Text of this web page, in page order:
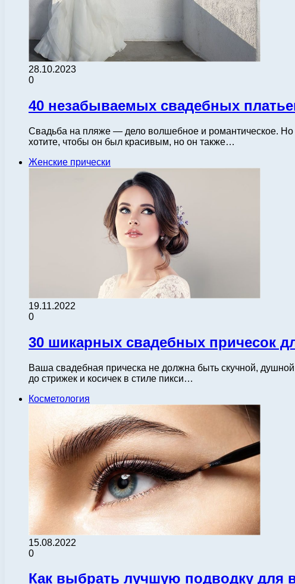
28.10.2023
0
40 незабываемых свадебных
Свадьба на пляже — дело волшебное и романтическое. Но
хотите, чтобы он был красивым, но он также…
Женские прически
19.11.2022
0
30 шикарных свадебных причесок
Ваша свадебная прическа не должна быть скучной,
до стрижек и косичек в стиле пикси…
Косметология
15.08.2022
0
Как выбрать лучшую подводку для